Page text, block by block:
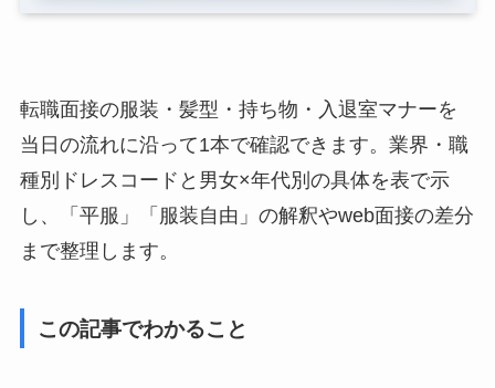
転職面接の服装・髪型・持ち物・入退室マナーを
当日の流れに沿って1本で確認できます。業界・職
種別ドレスコードと男女×年代別の具体を表で示
し、「平服」「服装自由」の解釈やweb面接の差分
まで整理します。
この記事でわかること